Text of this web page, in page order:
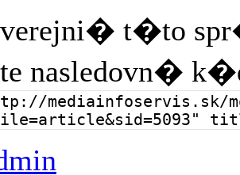
t�to
nasledovn�